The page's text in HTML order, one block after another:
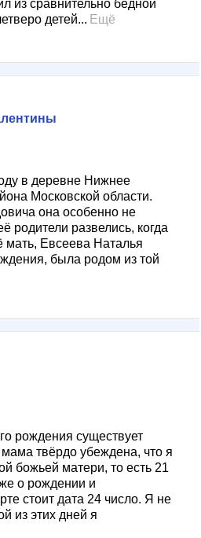
из сравнительно бедной
детей... Ещё
в деревне Нижнее
Московской области.
она особенно не
родители развелись, когда
Евсеева Наталья
была родом из той
рождения существует
твёрдо убеждена, что я
божьей матери, то есть 21
о рождении и
стоит дата 24 число. Я не
из этих дней я